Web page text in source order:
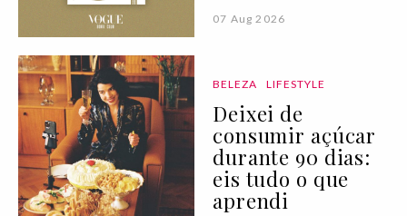
07 Aug 2026
BELEZA LIFESTYLE
Deixei de
consumir açúcar
durante 90 dias:
eis tudo o que
aprendi